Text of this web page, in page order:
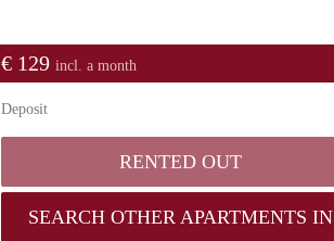
€ 129 incl. a month
Deposit
RENTED OUT
SEARCH OTHER APARTMENTS IN